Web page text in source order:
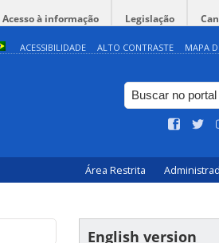
Acesso à informação Legislação
ACESSIBILIDADE ALTO CONTRASTE MAPA
Área Restrita
English version